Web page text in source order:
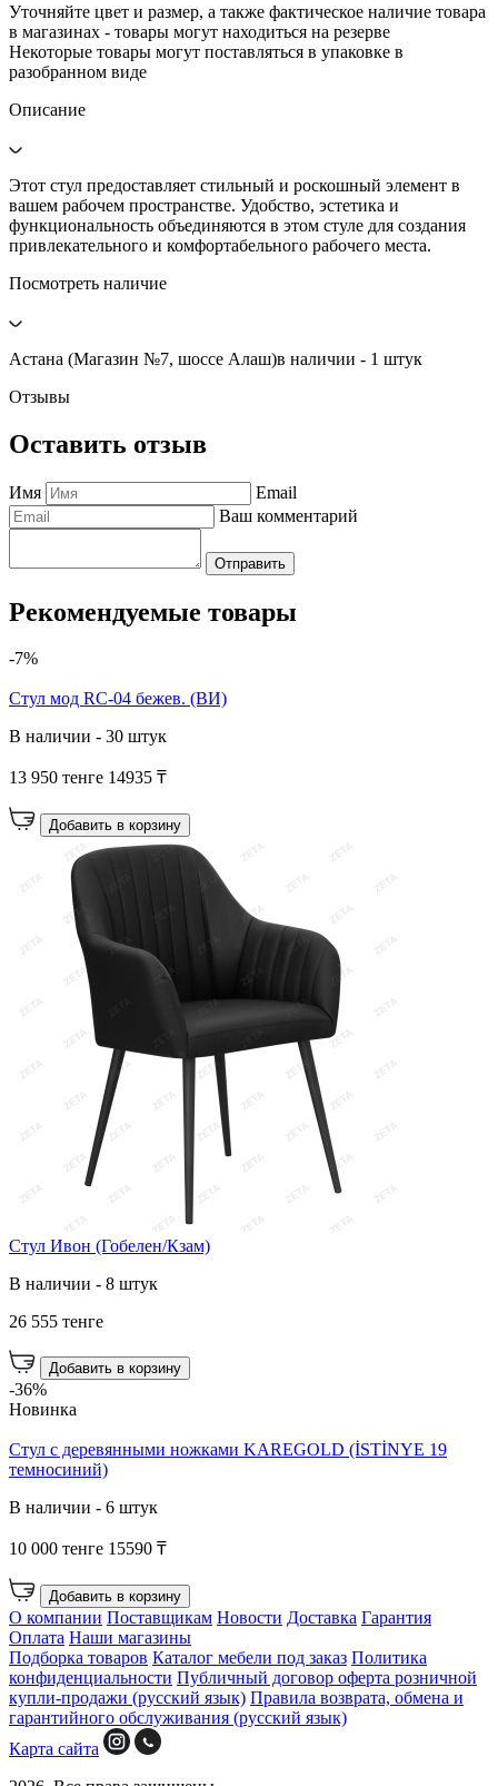
Уточняйте цвет и размер, а также фактическое наличие товара
в магазинах - товары могут находиться на резерве
Некоторые товары могут поставляться в упаковке в
разобранном виде
Описание
Этот стул предоставляет стильный и роскошный элемент в
вашем рабочем пространстве. Удобство, эстетика и
функциональность объединяются в этом стуле для создания
привлекательного и комфортабельного рабочего места.
Посмотреть наличие
Астана (Магазин №7, шоссе Алаш)в наличии - 1 штук
Отзывы
Оставить отзыв
Имя
Email
Ваш комментарий
Отправить
Рекомендуемые товары
-7%
Cтул мод RC-04 бежев. (ВИ)
В наличии - 30 штук
13 950 тенге 14935 ₸
Добавить в корзину
Стул Ивон (Гобелен/Кзам)
В наличии - 8 штук
26 555 тенге
Добавить в корзину
-36%
Новинка
Стул с деревянными ножками KAREGOLD (İSTİNYE 19
темносиний)
В наличии - 6 штук
10 000 тенге 15590 ₸
Добавить в корзину
О компании Поставщикам Новости Доставка Гарантия
Оплата Наши магазины
Подборка товаров Каталог мебели под заказ Политика
конфиденциальности Публичный договор оферта розничной
купли-продажи (русский язык) Правила возврата, обмена и
гарантийного обслуживания (русский язык)
Карта сайта